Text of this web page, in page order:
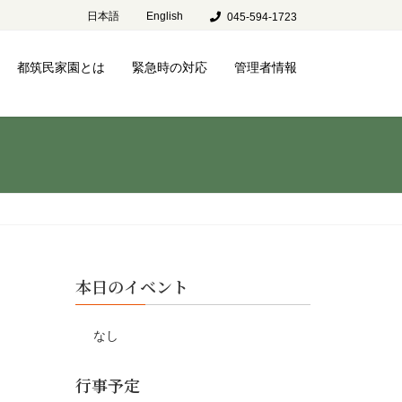
日本語 English 045-594-1723
都筑民家園とは 緊急時の対応 管理者情報
本日のイベント
なし
行事予定